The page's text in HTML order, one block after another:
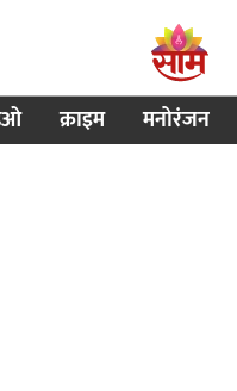
क्राइम मनोरंजन